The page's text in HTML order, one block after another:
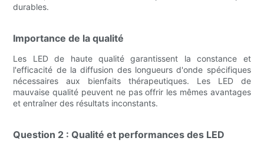
durables.
Importance de la qualité
Les LED de haute qualité garantissent la constance et
l'efficacité de la diffusion des longueurs d'onde spécifiques
nécessaires aux bienfaits thérapeutiques. Les LED de
mauvaise qualité peuvent ne pas offrir les mêmes avantages
et entraîner des résultats inconstants.
Question 2 : Qualité et performances des LED